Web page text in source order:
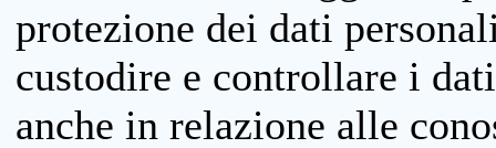
protezione dei dati
custodire e controllare i
anche in relazione alle